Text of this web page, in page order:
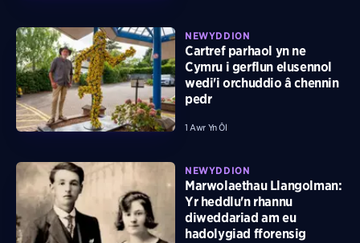
NEWYDDION
Cartref parhaol yn ne
Cymru i gerflun elusennol
wedi'i orchuddio â chennin
pedr
1 Awr Yn Ôl
NEWYDDION
Marwolaethau Llangolman:
Yr heddlu'n rhannu
diweddariad am eu
hadolygiad fforensig